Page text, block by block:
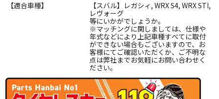
【適合車種】
【スバル】レガシィ, WRX S4, WRX STI,
レヴォーグ
等にいかがでしょうか。
※マッチングに関しましては、仕様や
年式などにより上記車種すべてに取付
ができない場合もございますので、お
客様にてご確認いただくか、ご不明な
点は弊社までお気軽にお問い合わせく
ださい。